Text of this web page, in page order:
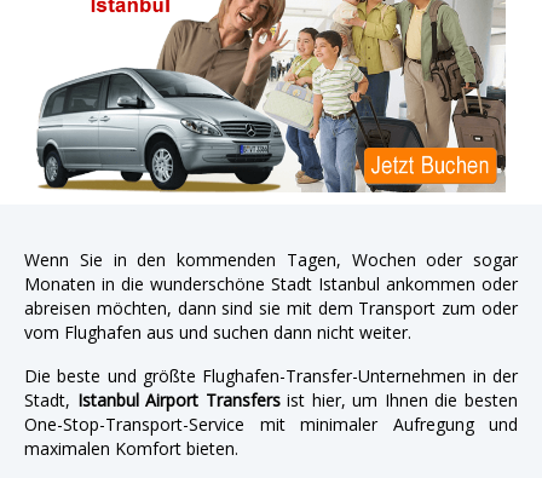
Wenn Sie in den kommenden Tagen, Wochen oder sogar
Monaten in die wunderschöne Stadt Istanbul ankommen oder
abreisen möchten, dann sind sie mit dem Transport zum oder
vom Flughafen aus und suchen dann nicht weiter.
Die beste und größte Flughafen-Transfer-Unternehmen in der
Stadt, Istanbul Airport Transfersist hier, um Ihnen die besten
One-Stop-Transport-Service mit minimaler Aufregung und
maximalen Komfort bieten.